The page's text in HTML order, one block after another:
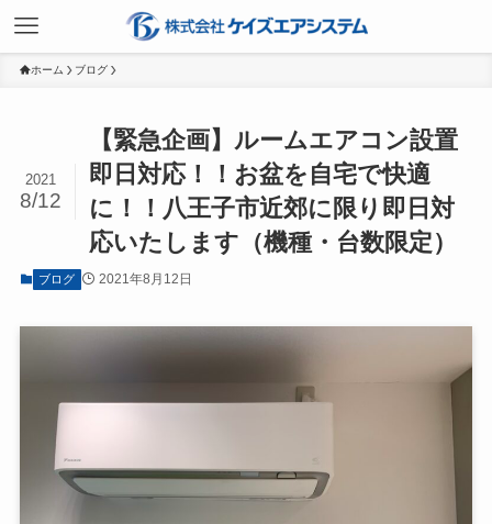
ホーム ブログ
【緊急企画】ルームエアコン設置
即日対応！！お盆を自宅で快適
に！！八王子市近郊に限り即日対
応いたします（機種・台数限定）
2021
8/12
ブログ 2021年8月12日